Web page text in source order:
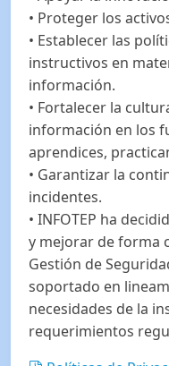
• Proteger los
• Establecer las
instructivos en
información.
• Fortalecer la
información en los
aprendices,
• Garantizar la
incidentes.
• INFOTEP ha
y mejorar de forma
Gestión de
soportado en
necesidades de la
requerimientos